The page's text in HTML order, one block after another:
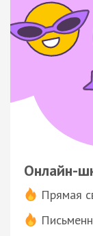
Онлайн-
Прямая